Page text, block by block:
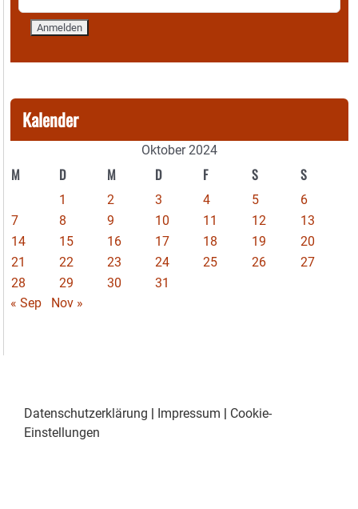
Kalender
Oktober 2024
M D M D F S S
1 2 3 4 5
6
7
8 9 10 11 12
13
14
15 16 17 18 19
20
21
22 23 24 25 26
27
28
29 30
31
« Sep
Nov »
Datenschutzerklärung | Impressum | Cookie-
Einstellungen